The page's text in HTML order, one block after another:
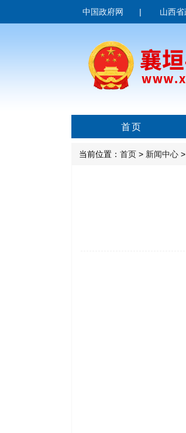
中国政府网 | 山西
首页
当前位置： 首页 > 新闻中心 >